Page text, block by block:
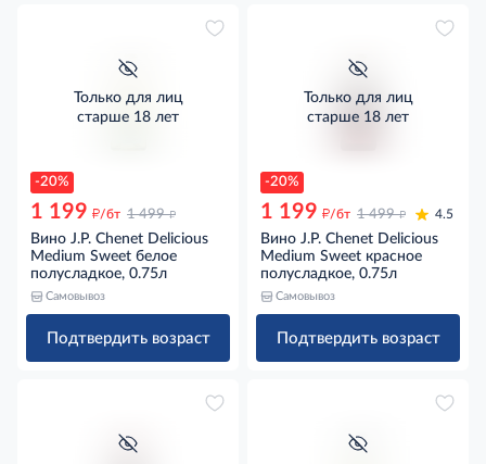
-20%
Только для лиц
старше 18 лет
1 199 д/бт 1 499 д
Вино J.P. Chenet Delicious
Medium Sweet белое
полусладкое, 0.75л
Самовывоз
Подтвердить возраст
-20%
Только для лиц
старше 18 лет
1 199 д/бт 1 499 д 4.5
Вино J.P. Chenet Delicious
Medium Sweet красное
полусладкое, 0.75л
Самовывоз
Подтвердить возраст